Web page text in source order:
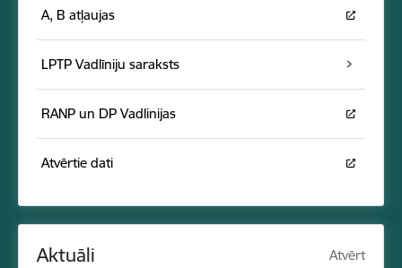
A, B atļaujas
LPTP Vadlīniju saraksts
RANP un DP Vadlinijas
Atvērtie dati
Aktuāli Atvērt